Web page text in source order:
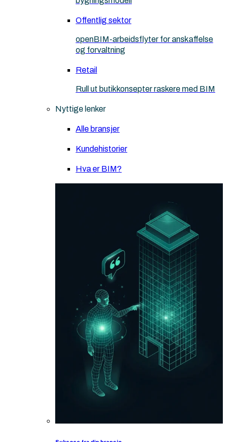
Offentlig sektor
openBIM-arbeidsflyter for anskaffelse
og forvaltning
Retail
Rull ut butikkonsepter raskere med BIM
Nyttige lenker
Alle bransjer
Kundehistorier
Hva er BIM?